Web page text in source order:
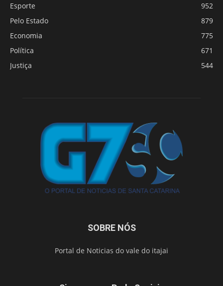
Esporte
952
Pelo Estado
879
Economia
775
Política
671
Justiça
544
SOBRE NÓS
Portal de Noticias do vale do itajai